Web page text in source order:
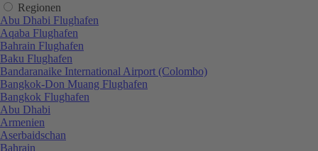
Regionen
Abu Dhabi Flughafen
Aqaba Flughafen
Bahrain Flughafen
Baku Flughafen
Bandaranaike International Airport (Colombo)
Bangkok-Don Muang Flughafen
Bangkok Flughafen
Abu Dhabi
Armenien
Aserbaidschan
Bahrain